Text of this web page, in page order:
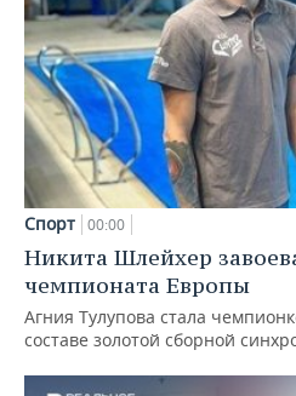
Спорт 00:00
Никита Шлейхер
чемпионата Европы
Агния Тулупова стала
составе золотой сборной